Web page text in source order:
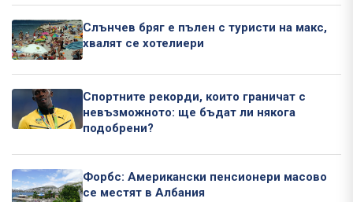
Слънчев бряг е пълен с туристи на макс,
хвалят се хотелиери
Спортните рекорди, които граничат с
невъзможното: ще бъдат ли някога
подобрени?
Форбс: Американски пенсионери масово
се местят в Албания